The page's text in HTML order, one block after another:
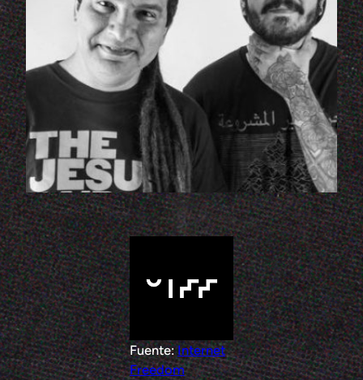
Fuente:Internet
Freedom